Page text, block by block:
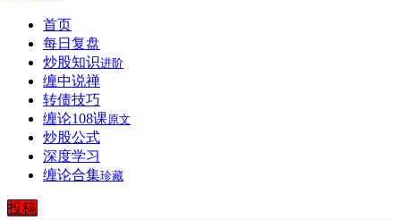
首页
每日复盘
炒股知识进阶
缠中说禅
转债技巧
缠论108课原文
炒股公式
深度学习
缠论合集珍藏
投稿